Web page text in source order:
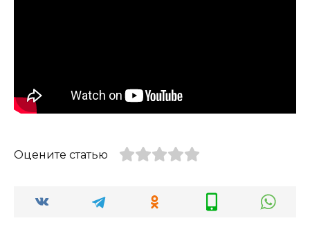
Оцените статью